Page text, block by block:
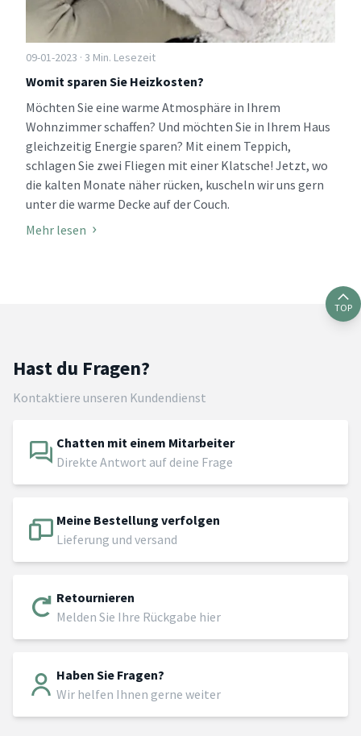
09-01-2023 · 3 Min. Lesezeit
Womit sparen Sie Heizkosten?
Möchten Sie eine warme Atmosphäre in Ihrem
Wohnzimmer schaffen? Und möchten Sie in Ihrem Haus
gleichzeitig Energie sparen? Mit einem Teppich,
schlagen Sie zwei Fliegen mit einer Klatsche! Jetzt, wo
die kalten Monate näher rücken, kuscheln wir uns gern
unter die warme Decke auf der Couch.
Mehr lesen
TOP
Hast du Fragen?
Kontaktiere unseren Kundendienst
Chatten mit einem Mitarbeiter
Direkte Antwort auf deine Frage
Meine Bestellung verfolgen
Lieferung und versand
Retournieren
Melden Sie Ihre Rückgabe hier
Haben Sie Fragen?
Wir helfen Ihnen gerne weiter